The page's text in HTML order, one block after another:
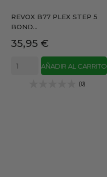
REVOX B77 PLEX STEP 5
BOND...
Precio
35,95 €
AÑADIR AL CARRITO
(0)